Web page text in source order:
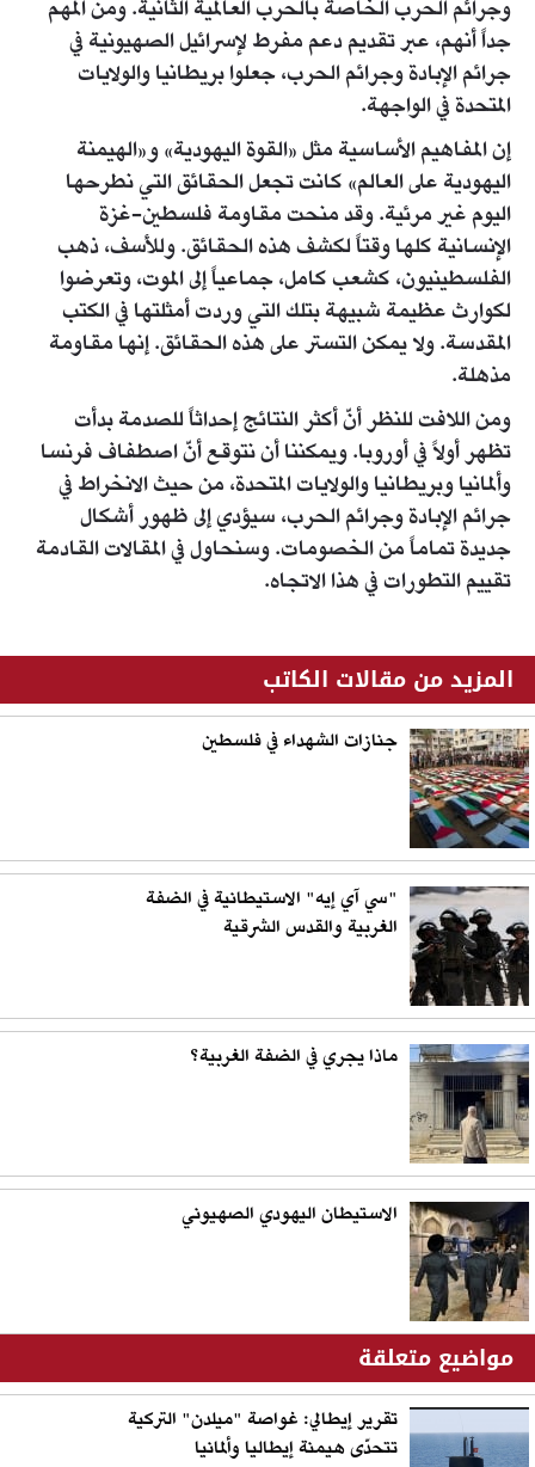
وجرائم الحرب الخاصة بالحرب العالمية الثانية. ومن المهم
جداً أنهم، عبر تقديم دعم مفرط لإسرائيل الصهيونية في
جرائم الإبادة وجرائم الحرب، جعلوا بريطانيا والولايات
المتحدة في الواجهة.
إن المفاهيم الأساسية مثل «القوة اليهودية» و«الهيمنة
اليهودية على العالم» كانت تجعل الحقائق التي نطرحها
اليوم غير مرئية. وقد منحت مقاومة فلسطين-غزة
الإنسانية كلها وقتاً لكشف هذه الحقائق. وللأسف، ذهب
الفلسطينيون، كشعب كامل، جماعياً إلى الموت، وتعرضوا
لكوارث عظيمة شبيهة بتلك التي وردت أمثلتها في الكتب
المقدسة. ولا يمكن التستر على هذه الحقائق. إنها مقاومة
مذهلة.
ومن اللافت للنظر أنّ أكثر النتائج إحداثاً للصدمة بدأت
تظهر أولاً في أوروبا. ويمكننا أن نتوقع أنّ اصطفاف فرنسا
وألمانيا وبريطانيا والولايات المتحدة، من حيث الانخراط في
جرائم الإبادة وجرائم الحرب، سيؤدي إلى ظهور أشكال
جديدة تماماً من الخصومات. وسنحاول في المقالات القادمة
تقييم التطورات في هذا الاتجاه.
المزيد من مقالات الكاتب
جنازات الشهداء في فلسطين
"سي آي إيه" الاستيطانية في الضفة
الغربية والقدس الشرقية
ماذا يجري في الضفة الغربية؟
الاستيطان اليهودي الصهيوني
مواضيع متعلقة
تقرير إيطالي: غواصة "ميلدن" التركية
تتحدّى هيمنة إيطاليا وألمانيا